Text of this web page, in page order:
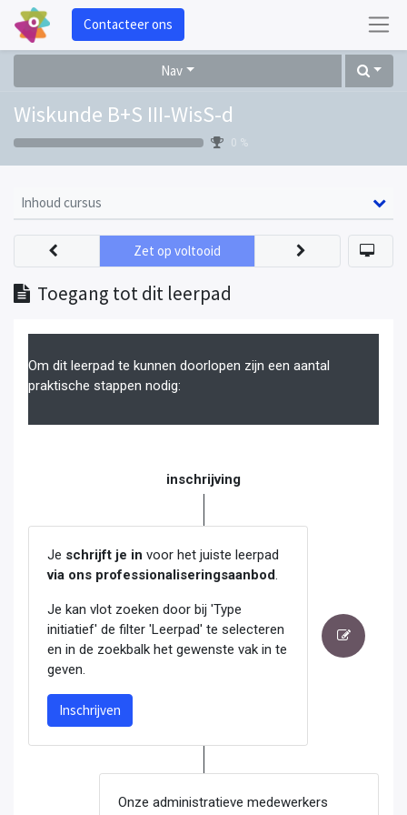
Contacteer ons
Nav
Wiskunde B+S III-WisS-d
0 %
Inhoud cursus
Toegang tot dit leerpad
Zet op voltooid
Om dit leerpad te kunnen doorlopen zijn een aantal
praktische stappen nodig:
inschrijving
Je schrijft je in voor het juiste leerpad
via ons professionaliseringsaanbod
Je kan vlot zoeken door bij 'Type
initiatief' de filter 'Leerpad' te selecteren
en in de zoekbalk het gewenste vak in te
geven.
Inschrijven
Onze administratieve medewerkers